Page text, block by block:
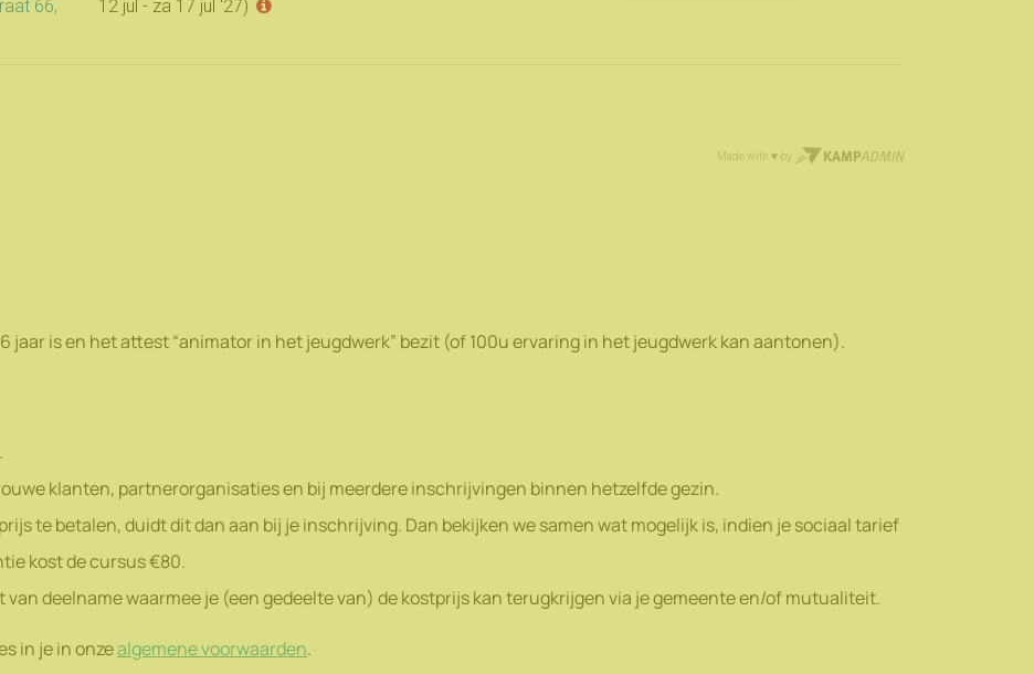
jaar is en het attest “animator in het jeugdwerk” bezit (of 100u ervaring in het jeugdwerk kan aantonen).
klanten, partnerorganisaties en bij meerdere inschrijvingen binnen hetzelfde gezin.
te betalen, duidt dit dan aan bij je inschrijving. Dan bekijken we samen wat mogelijk is, indien je sociaal tarief
kost de cursus €80.
deelname waarmee je (een gedeelte van) de kostprijs kan terugkrijgen via je gemeente en/of mutualiteit.
in je in onzealgemene voorwaarden.